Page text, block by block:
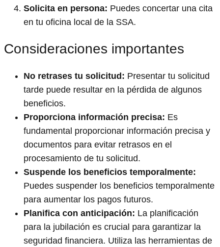
Solicita en persona: Puedes concertar una cita
en tu oficina local de la SSA.
Consideraciones importantes
No retrases tu solicitud: Presentar tu solicitud
tarde puede resultar en la pérdida de algunos
beneficios.
Proporciona información precisa: Es
fundamental proporcionar información precisa y
documentos para evitar retrasos en el
procesamiento de tu solicitud.
Suspende los beneficios temporalmente:
Puedes suspender los beneficios temporalmente
para aumentar los pagos futuros.
Planifica con anticipación: La planificación
para la jubilación es crucial para garantizar la
seguridad financiera. Utiliza las herramientas de